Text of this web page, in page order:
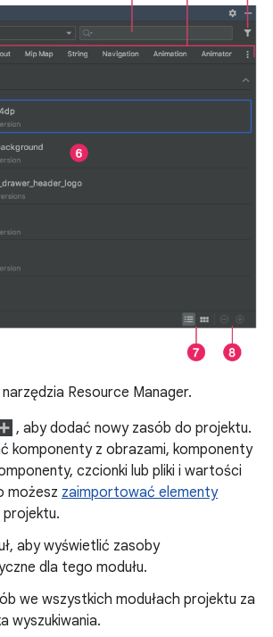
Resource Manager.
, aby dodać nowy zasób do projektu.
komponenty z obrazami, komponenty
czcionki lub pliki i wartości
możesz zaimportować elementy
projektu.
aby wyświetlić zasoby
dla tego modułu.
we wszystkich modułach projektu za
wyszukiwania.